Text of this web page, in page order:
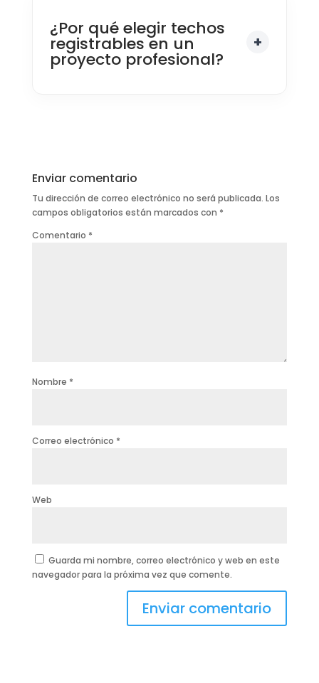
¿Por qué elegir techos
registrables en un
proyecto profesional?
Enviar comentario
Tu dirección de correo electrónico no será publicada. Los
campos obligatorios están marcados con *
Comentario *
Nombre *
Correo electrónico *
Web
Guarda mi nombre, correo electrónico y web en este
navegador para la próxima vez que comente.